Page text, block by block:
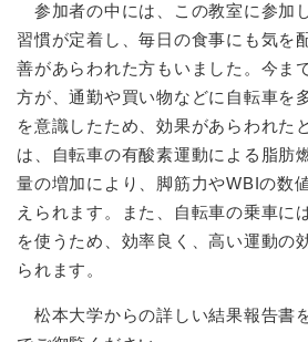
参加者の中には、この教室に参加
習慣が定着し、毎日の食事にも気を
善があらわれた方もいました。今ま
方が、通勤や買い物などに自転車を
を意識したため、効果があらわれた
は、自転車の有酸素運動による脂肪
量の増加により、脚筋力やWBIの数
えられます。また、自転車の乗車に
を使うため、効率良く、高い運動の
られます。
松本大学からの詳しい結果報告書